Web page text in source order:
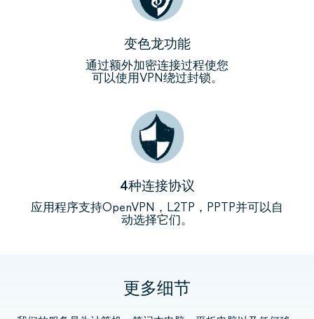
变色龙功能
通过额外加密连接过程使您
可以使用VPN绕过封锁。
4种连接协议
应用程序支持OpenVPN，L2TP，PPTP并可以自
动选择它们。
更多细节